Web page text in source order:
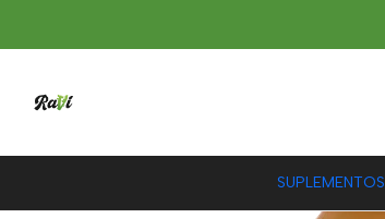
SUPLEMENTOS